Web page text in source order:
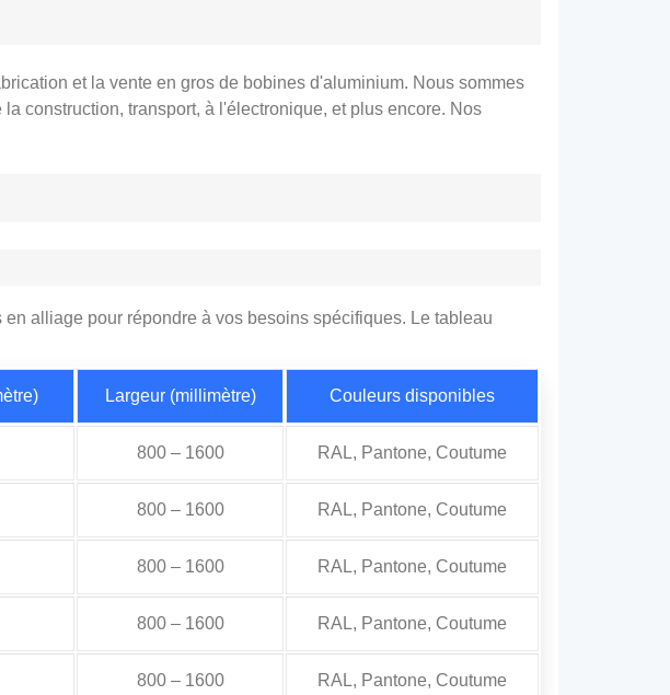
et la vente en gros de bobines d'aluminium. Nous sommes
construction, transport, à l'électronique, et plus encore. Nos
alliage pour répondre à vos besoins spécifiques. Le tableau
Largeur (millimètre) Couleurs disponibles
800 – 1600 RAL, Pantone, Coutume
800 – 1600 RAL, Pantone, Coutume
800 – 1600 RAL, Pantone, Coutume
800 – 1600 RAL, Pantone, Coutume
800 – 1600 RAL, Pantone, Coutume